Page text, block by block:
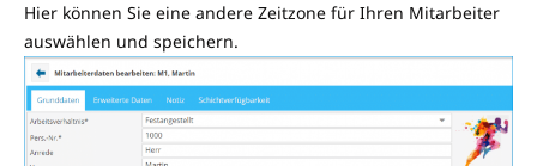
Hier können Sie eine andere Zeitzone für Ihren Mitarbeiter
auswählen und speichern.